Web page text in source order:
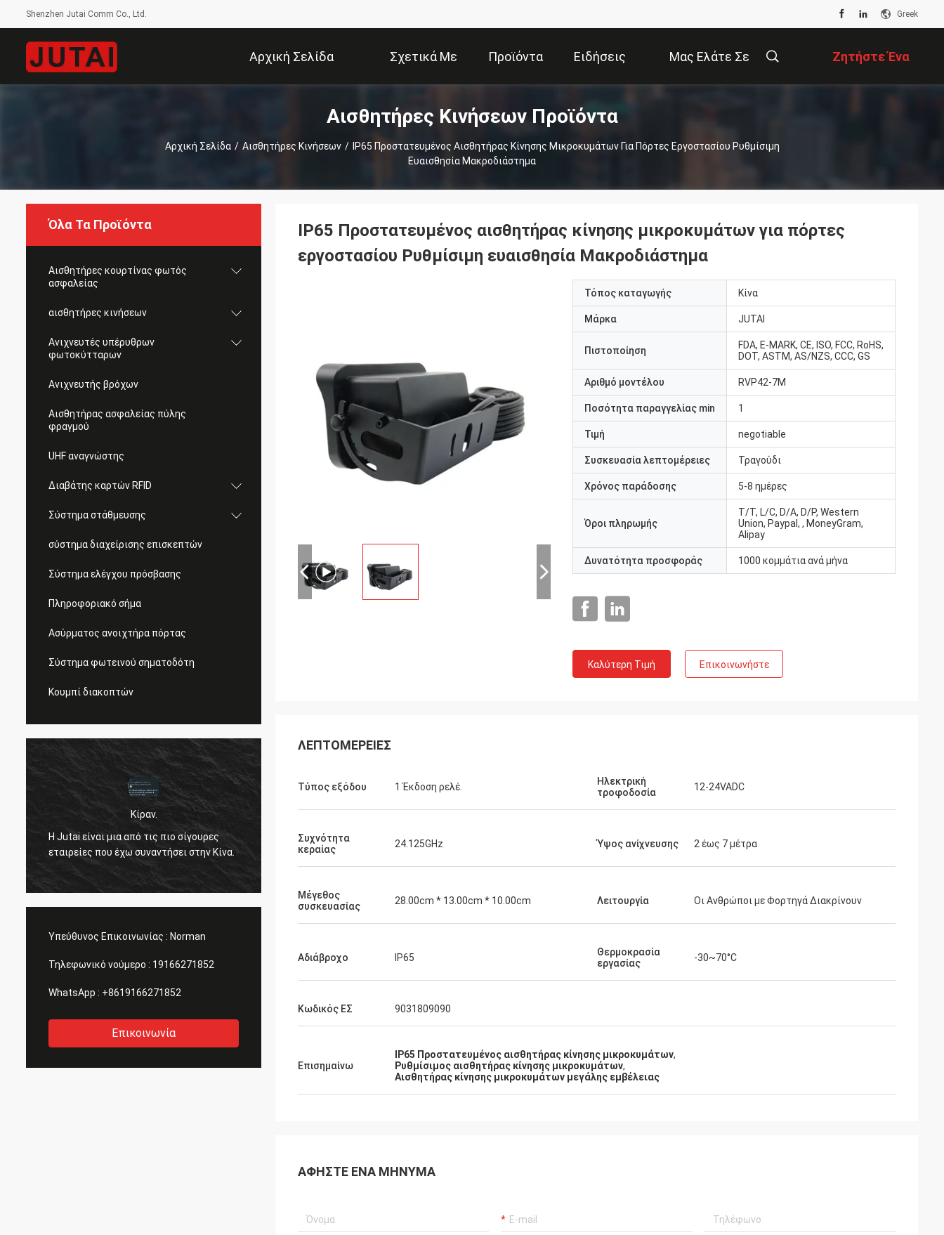
Shenzhen Jutai Comm Co., Ltd. Greek
Αρχική Σελίδα Σχετικά Με
Εμάς
Προϊόντα Ειδήσεις Μας Ελάτε Σε Ζητήστε Ένα
Απόσπασμα
Αισθητήρες Κινήσεων Προϊόντα
Αρχική Σελίδα / Αισθητήρες Κινήσεων /
IP65 Προστατευμένος Αισθητήρας Κίνησης Μικροκυμάτων Για Πόρτες Εργοστασίου Ρυθμίσιμη
Ευαισθησία Μακροδιάστημα
Όλα Τα Προϊόντα
Αισθητήρες κουρτίνας φωτός
ασφαλείας
αισθητήρες κινήσεων
Ανιχνευτές υπέρυθρων
φωτοκύτταρων
Ανιχνευτής βρόχων
Αισθητήρας ασφαλείας πύλης
φραγμού
UHF αναγνώστης
Διαβάτης καρτών RFID
Σύστημα στάθμευσης
σύστημα διαχείρισης επισκεπτών
Σύστημα ελέγχου πρόσβασης
Πληροφοριακό σήμα
Ασύρματος ανοιχτήρα πόρτας
Σύστημα φωτεινού σηματοδότη
Κουμπί διακοπτών
Κίραν.
Η Jutai είναι μια από τις πιο σίγουρες
εταιρείες που έχω συναντήσει στην Κίνα.
σε ενημέρωσα... όλα πήγαν καλά.τους
άρεσε το αντικείμενο (υποθέτοντας ότι
θα κρατήσει για τα επόμενα 10 χρόνια
Υπεύθυνος Επικοινωνίας : Norman
Τηλεφωνικό νούμερο : 19166271852
WhatsApp : +8619166271852
Επικοινωνία
IP65 Προστατευμένος αισθητήρας κίνησης μικροκυμάτων για πόρτες
εργοστασίου Ρυθμίσιμη ευαισθησία Μακροδιάστημα
Τόπος καταγωγής Κίνα
Μάρκα JUTAI
Πιστοποίηση
FDA, E-MARK, CE, ISO, FCC, RoHS,
DOT, ASTM, AS/NZS, CCC, GS
Αριθμό μοντέλου RVP42-7M
Ποσότητα παραγγελίας min 1
Τιμή negotiable
Συσκευασία λεπτομέρειες Τραγούδι
Χρόνος παράδοσης 5-8 ημέρες
Όροι πληρωμής
T/T, L/C, D/A, D/P, Western
Union, Paypal, , MoneyGram,
Alipay
Δυνατότητα προσφοράς 1000 κομμάτια ανά μήνα
Καλύτερη Τιμή Επικοινωνήστε
ΛΕΠΤΟΜΈΡΕΙΕΣ
Τύπος εξόδου 1 Έκδοση ρελέ.
Ηλεκτρική
τροφοδοσία
12-24VADC
Συχνότητα
κεραίας
24.125GHz Ύψος ανίχνευσης 2 έως 7 μέτρα
Μέγεθος
συσκευασίας
28.00cm * 13.00cm * 10.00cm Λειτουργία Οι Ανθρώποι με Φορτηγά Διακρίνουν
Αδιάβροχο IP65
Θερμοκρασία
εργασίας
-30~70°C
Κωδικός ΕΣ 9031809090
Επισημαίνω
IP65 Προστατευμένος αισθητήρας κίνησης μικροκυμάτων,
Ρυθμίσιμος αισθητήρας κίνησης μικροκυμάτων,
Αισθητήρας κίνησης μικροκυμάτων μεγάλης εμβέλειας
ΑΦΉΣΤΕ ΈΝΑ ΜΉΝΥΜΑ